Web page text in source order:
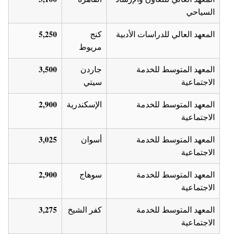
السياحي
المعهد العالي للدراسات الأدبية
كنج
مريوط
5,250
المعهد المتوسط للخدمة
الاجتماعية
جاردن
سيتي
3,500
المعهد المتوسط للخدمة
الاجتماعية
الإسكندرية 2,900
المعهد المتوسط للخدمة
الاجتماعية
أسوان 3,025
المعهد المتوسط للخدمة
الاجتماعية
سوهاج 2,900
المعهد المتوسط للخدمة
الاجتماعية
كفر الشيخ 3,275